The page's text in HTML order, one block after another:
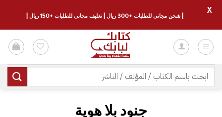
للمحتوى
البحث
عن:
جنود بلا هوية
| شحن مجاني للطلبات +300 ريال | تغليف مجاني للطلبات +150 ريال |
X